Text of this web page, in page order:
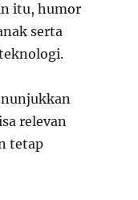
itu, humor
serta
relevan
tetap